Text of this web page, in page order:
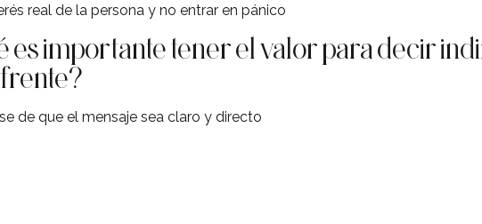
real de la persona y no entrar en pánico
es importante tener el valor para decir
de que el mensaje sea claro y directo